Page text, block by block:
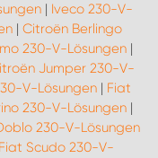
| Iveco 230-V-
| Citroën Berlingo
230-V-Lösungen |
Jumper 230-V-
V-Lösungen | Fiat
230-V-Lösungen|
230-V-Lösungen
Fiat Scudo 230-V-